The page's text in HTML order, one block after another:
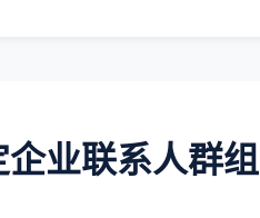
业联系人群组